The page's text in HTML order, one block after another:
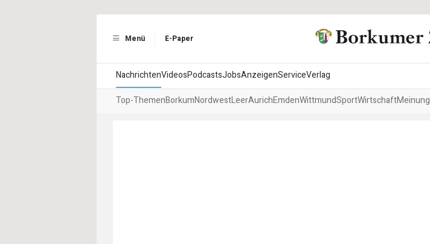
Menü E-Paper
NachrichtenVideosPodcastsJobsAnzeigenServiceVerlag
Top-ThemenBorkumNordwestLeerAurichEmdenWittmundSportWirtschaftMeinung